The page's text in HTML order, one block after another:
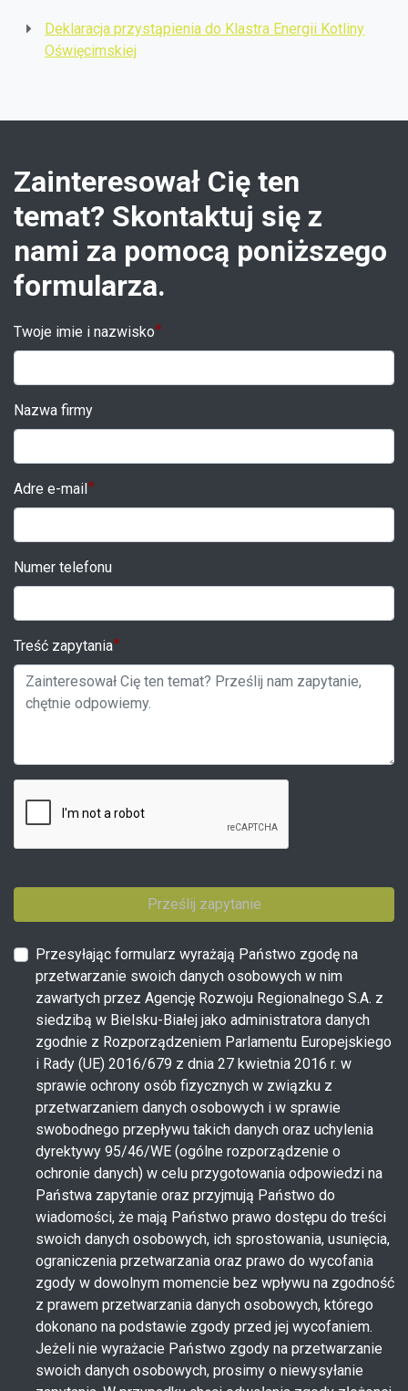
Deklaracja przystąpienia do Klastra Energii Kotliny
Oświęcimskiej
Zainteresował Cię ten
temat? Skontaktuj się z
nami za pomocą poniższego
formularza.
Twoje imie i nazwisko
Nazwa firmy
Adre e-mail
Numer telefonu
Treść zapytania
Prześlij zapytanie
Przesyłając formularz wyrażają Państwo zgodę na
przetwarzanie swoich danych osobowych w nim
zawartych przez Agencję Rozwoju Regionalnego S.A. z
siedzibą w Bielsku-Białej jako administratora danych
zgodnie z Rozporządzeniem Parlamentu Europejskiego
i Rady (UE) 2016/679 z dnia 27 kwietnia 2016 r. w
sprawie ochrony osób fizycznych w związku z
przetwarzaniem danych osobowych i w sprawie
swobodnego przepływu takich danych oraz uchylenia
dyrektywy 95/46/WE (ogólne rozporządzenie o
ochronie danych) w celu przygotowania odpowiedzi na
Państwa zapytanie oraz przyjmują Państwo do
wiadomości, że mają Państwo prawo dostępu do treści
swoich danych osobowych, ich sprostowania, usunięcia,
ograniczenia przetwarzania oraz prawo do wycofania
zgody w dowolnym momencie bez wpływu na zgodność
z prawem przetwarzania danych osobowych, którego
dokonano na podstawie zgody przed jej wycofaniem.
Jeżeli nie wyrażacie Państwo zgody na przetwarzanie
swoich danych osobowych, prosimy o niewysyłanie